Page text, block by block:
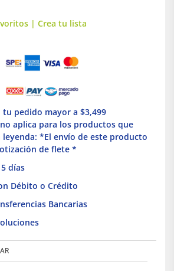
| Crea tu lista
tu pedido mayor a $3,499
aplica para los productos que
*El envío de este producto
de flete *
días
Débito o Crédito
Bancarias